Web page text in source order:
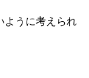
ように考えられ